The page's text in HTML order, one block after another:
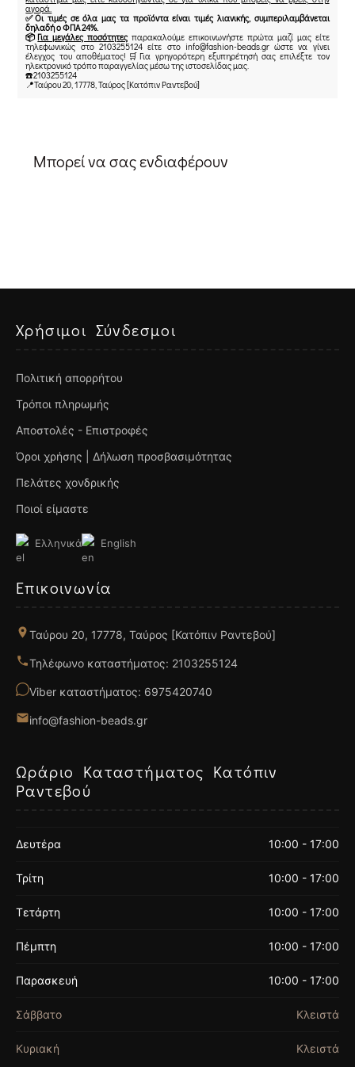
αγορά.
✅Οι τιμές σε όλα μας τα προϊόντα είναι τιμές λιανικής, συμπεριλαμβάνεται
δηλαδή ο ΦΠΑ 24%.
📦Για μεγάλες ποσότητες παρακαλούμε επικοινωνήστε πρώτα μαζί μας είτε
τηλεφωνικώς στο 2103255124 είτε στο info@fashion-beads.gr ώστε να γίνει
έλεγχος του αποθέματος!🛒Για γρηγορότερη εξυπηρέτησή σας επιλέξτε τον
ηλεκτρονικό τρόπο παραγγελίας μέσω της ιστοσελίδας μας.
☎️2103255124
📍Ταύρου 20, 17778, Ταύρος [Κατόπιν Ραντεβού]
Μπορεί να σας ενδιαφέρουν
Χρήσιμοι Σύνδεσμοι
Πολιτική απορρήτου
Τρόποι πληρωμής
Αποστολές - Επιστροφές
Όροι χρήσης | Δήλωση προσβασιμότητας
Πελάτες χονδρικής
Ποιοί είμαστε
Ελληνικά English
Επικοινωνία
Ταύρου 20, 17778, Ταύρος [Κατόπιν Ραντεβού]
Τηλέφωνο καταστήματος: 2103255124
Viber καταστήματος: 6975420740
info@fashion-beads.gr
Ωράριο Καταστήματος Κατόπιν
Ραντεβού
Δευτέρα 10:00 - 17:00
Τρίτη 10:00 - 17:00
Τετάρτη 10:00 - 17:00
Πέμπτη 10:00 - 17:00
Παρασκευή 10:00 - 17:00
Σάββατο Κλειστά
Κυριακή Κλειστά